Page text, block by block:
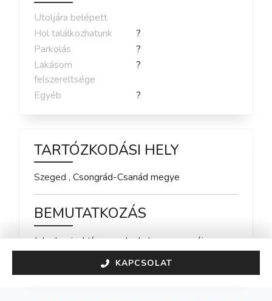
Utoljára belépett
Hol találkozhatunk
?
Parkolás
?
Lakásom
felszereltsége
?
Egyéb ?
TARTÓZKODÁSI HELY
Szeged , Csongrád-Csanád megye
BEMUTATKOZÁS
Jelenleg inaktív vagyok, de hamarosan újra
KAPCSOLAT